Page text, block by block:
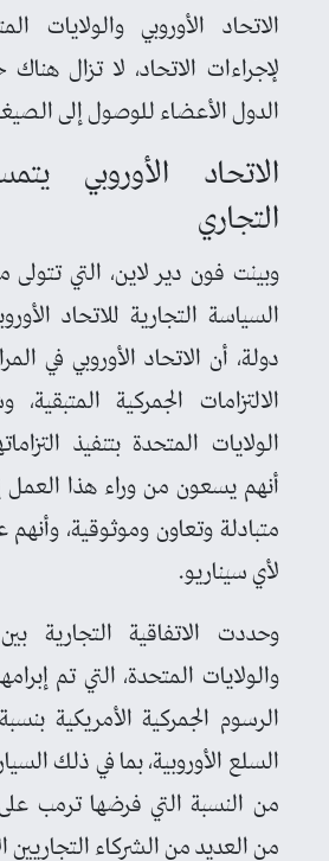
الاتحاد الأوروبي والولايات
لإجراءات الاتحاد، لا تزال
الدول الأعضاء للوصول إلى الصيغة
الاتحاد الأوروبي
التجاري
وبينت فون دير لاين، التي
دولة، أن الاتحاد الأوروبي في
الالتزامات الجمركية
الولايات المتحدة بتنفيذ
أنهم يسعون من وراء هذا
متبادلة وتعاون وموثوقية، وأنهم
لأي سيناريو.
وحددت الاتفاقية التجارية بين
والولايات المتحدة، التي تم
السلع الأوروبية، بما في ذلك
من النسبة التي فرضها ترمب على
من العديد من الشركاء التجاريين